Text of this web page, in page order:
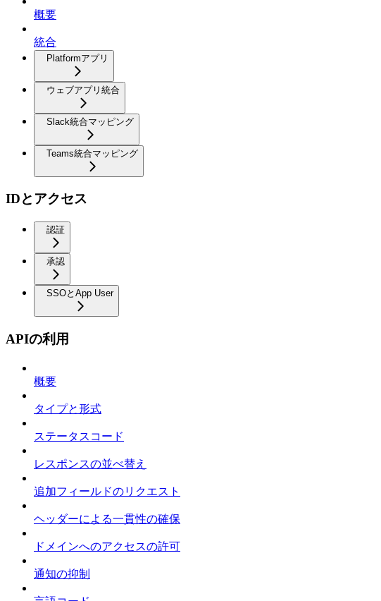
概要
統合
Platformアプリ
ウェブアプリ統合
Slack統合マッピング
Teams統合マッピング
IDとアクセス
認証
承認
SSOとApp User
APIの利用
概要
タイプと形式
ステータスコード
レスポンスの並べ替え
追加フィールドのリクエスト
ヘッダーによる一貫性の確保
ドメインへのアクセスの許可
通知の抑制